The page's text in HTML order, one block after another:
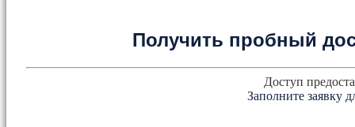
Получить пробный
Доступ
Заполните заявку